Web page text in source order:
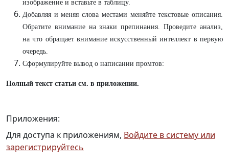
изображение и вставьте в таблицу.
Добавляя и меняя слова местами меняйте текстовые описания.
Обратите внимание на знаки препинания. Проведите анализ,
на что обращает внимание искусственный интеллект в первую
очередь.
Сформулируйте вывод о написании промтов:
Полный текст статьи см. в приложении.
Приложения:
Для доступа к приложениям, Войдите в систему или
зарегистрируйтесь